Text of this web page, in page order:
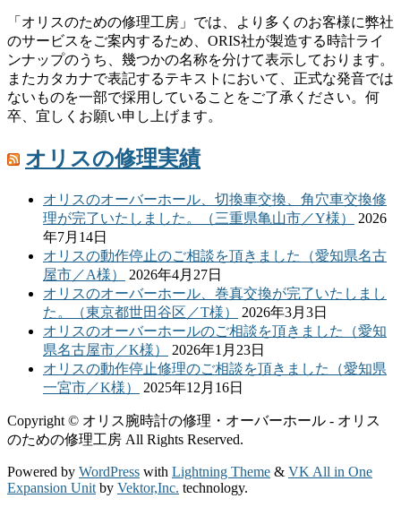
「オリスのための修理工房」では、より多くのお客様に弊社
のサービスをご案内するため、ORIS社が製造する時計ライ
ンナップのうち、幾つかの名称を分けて表示しております。
またカタカナで表記するテキストにおいて、正式な発音では
ないものを一部で採用していることをご了承ください。何
卒、宜しくお願い申し上げます。
オリスの修理実績
オリスのオーバーホール、切換車交換、角穴車交換修
理が完了いたしました。（三重県亀山市／Y様）
2026
年7月14日
オリスの動作停止のご相談を頂きました（愛知県名古
屋市／A様）
2026年4月27日
オリスのオーバーホール、巻真交換が完了いたしまし
た。（東京都世田谷区／T様）
2026年3月3日
オリスのオーバーホールのご相談を頂きました（愛知
県名古屋市／K様）
2026年1月23日
オリスの動作停止修理のご相談を頂きました（愛知県
一宮市／K様）
2025年12月16日
Copyright © オリス腕時計の修理・オーバーホール - オリス
のための修理工房 All Rights Reserved.
Powered by WordPress with Lightning Theme & VK All in One
Expansion Unit by Vektor,Inc. technology.